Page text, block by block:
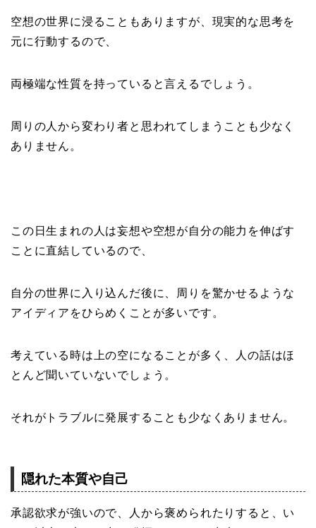
空想の世界に浸ることもありますが、現実的な思考を
元に行動するので、
両極端な性質を持っていると言えるでしょう。
周りの人から変わり者と思われてしまうことも少なく
ありません。
この日生まれの人は妄想や空想が自分の能力を伸ばす
ことに直結しているので、
自分の世界に入り込んだ後に、周りを驚かせるような
アイディアをひらめくことが多いです。
考えている時は上の空になることが多く、人の話はほ
とんど聞いていないでしょう。
それがトラブルに発展することも少なくありません。
隠れた本質や自己
承認欲求が強いので、人から褒められたりすると、い